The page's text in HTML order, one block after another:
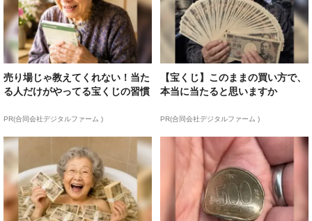
売り場じゃ教えてくれない！当た
る人だけがやってる宝くじの習慣
PR(合同会社デジタルファーム )
【宝くじ】このままの買い方で、
本当に当たると思いますか
PR(合同会社デジタルファーム )